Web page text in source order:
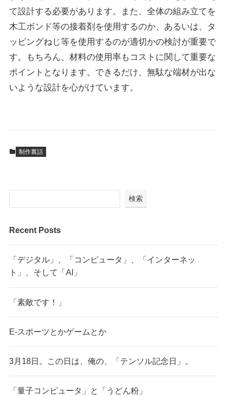
て設計する必要があります。また、全体の組み立てを
木工ボンド等の接着剤を使用するのか、あるいは、タ
ッピングねじ等を使用するのが適切かの検討が重要で
す。もちろん、材料の使用率もコストに関して重要な
ポイントとなります。できるだけ、無駄な端材が出な
いような設計を心がけています。
制作裏話
検索
Recent Posts
「デジタル」、「コンピュータ」、「インターネッ
ト」、そして「AI」
「素敵です！」
E-スポーツとかゲームとか
3月18日。この日は、俺の、「テンソル記念日」。
「量子コンピュータ」と「うどん粉」